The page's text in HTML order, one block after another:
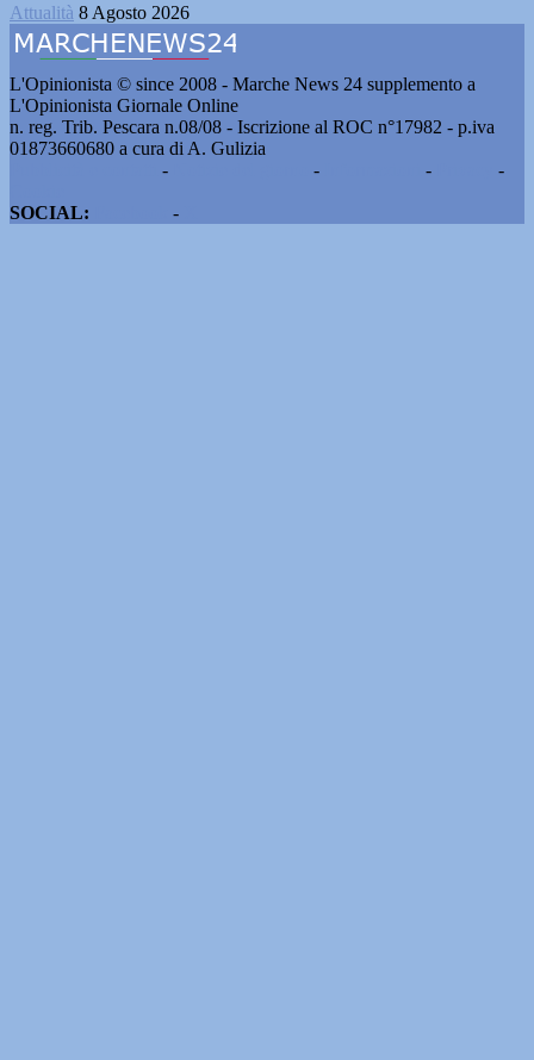
Attualità 8 Agosto 2026
L'Opinionista © since 2008 - Marche News 24 supplemento a
L'Opinionista Giornale Online
n. reg. Trib. Pescara n.08/08 - Iscrizione al ROC n°17982 - p.iva
01873660680 a cura di A. Gulizia
- - -
-
SOCIAL:
-